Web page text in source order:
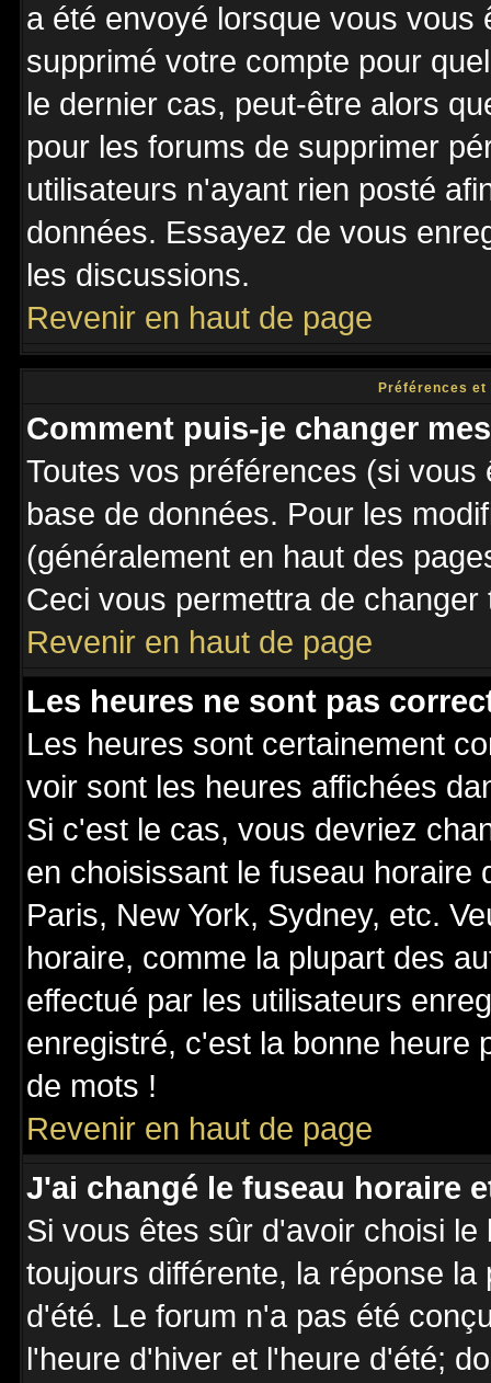
a été envoyé lorsque vous
supprimé votre compte pour
le dernier cas, peut-être alors
pour les forums de supprimer
utilisateurs n'ayant rien posté
données. Essayez de vous
les discussions.
Revenir en haut de page
Préférences
Comment puis-je changer
Toutes vos préférences (si
base de données. Pour les
(généralement en haut des
Ceci vous permettra de
Revenir en haut de page
Les heures ne sont pas
Les heures sont certainement
voir sont les heures affichées
Si c'est le cas, vous devriez
en choisissant le fuseau horaire
Paris, New York, Sydney, etc.
horaire, comme la plupart des
effectué par les utilisateurs
enregistré, c'est la bonne heure
de mots !
Revenir en haut de page
J'ai changé le fuseau horaire
Si vous êtes sûr d'avoir choisi
toujours différente, la réponse
d'été. Le forum n'a pas été
l'heure d'hiver et l'heure d'été;